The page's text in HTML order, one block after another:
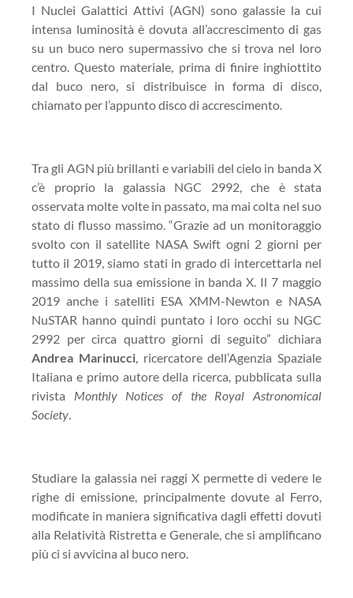
I Nuclei Galattici Attivi (AGN) sono galassie la cui
intensa luminosità è dovuta all’accrescimento di gas
su un buco nerosupermassivo che si trova nel loro
centro. Questo materiale, prima di finire inghiottito
dal buco nero, si distribuisce in forma di disco,
chiamato per l’appunto disco di accrescimento.
Tra gli AGN più brillanti e variabili del cielo in banda X
c’è proprio la galassia NGC 2992, che è stata
osservata molte volte in passato, ma mai colta nel suo
stato di flusso massimo. “Grazie ad un monitoraggio
svolto con il satellite NASA Swift ogni 2 giorni per
tutto il 2019, siamo stati in grado di intercettarla nel
massimo della sua emissione in banda X. Il 7 maggio
2019 anche i satelliti ESA XMM-Newton e NASA
NuSTAR hanno quindi puntato i loro occhi su NGC
2992 per circa quattro giorni di seguito” dichiara
Andrea Marinucci, ricercatore dell’Agenzia Spaziale
Italiana e primo autore della ricerca, pubblicata sulla
rivista Monthly Notices of the Royal Astronomical
Society.
Studiare la galassia nei raggi X permette di vedere le
righe di emissione, principalmente dovute al Ferro,
modificate in maniera significativa dagli effetti dovuti
alla Relatività Ristretta e Generale, che si amplificano
più ci si avvicina al buco nero.